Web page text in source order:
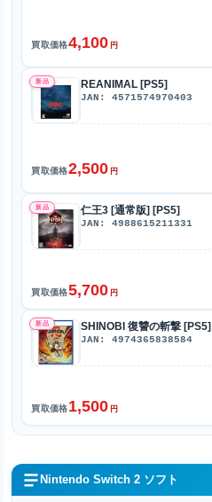
買取価格4,100 円
新品 REANIMAL [PS5]
JAN: 4571574970403
買取価格2,500 円
新品 仁王3 [通常版] [PS5]
JAN: 4988615211331
買取価格5,700 円
新品 SHINOBI 復讐の斬撃 [PS5]
JAN: 4974365838584
買取価格1,500 円
Nintendo Switch 2 ソフト